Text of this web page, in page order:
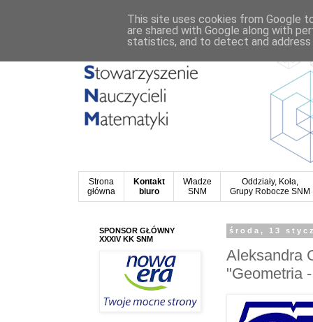
Strona
główna
Kontakt
biuro
Władze
SNM
Oddziały, Koła,
Grupy Robocze SNM
środa, 13
Aleksandra
"Geometria
SPONSOR GŁÓWNY
XXXIV KK SNM
This site uses cookies from Google
are shared with Google along with
statistics, and to detect and address